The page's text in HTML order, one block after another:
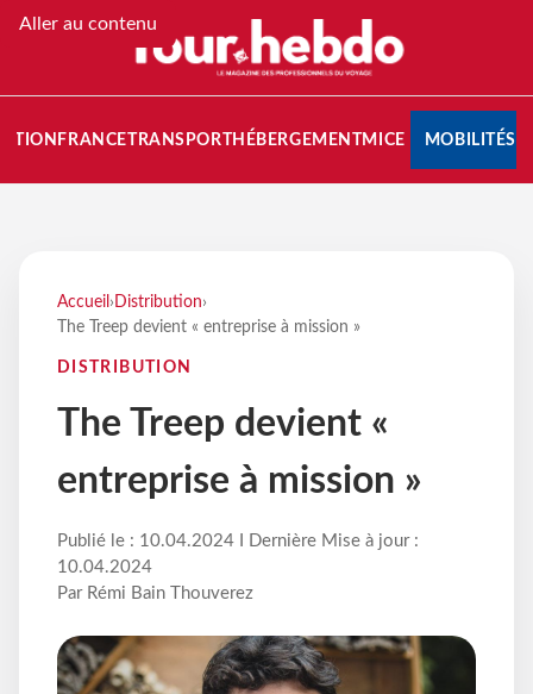
Aller au contenu
FRANCETRANSPORT HÉBERGEMENTMICE MOBILITÉS
Accueil › Distribution›
The Treep devient « entreprise à mission »
DISTRIBUTION
The Treep devient «
entreprise à mission »
Publié le : 10.04.2024 I Dernière Mise à jour :
10.04.2024
Par Rémi Bain Thouverez